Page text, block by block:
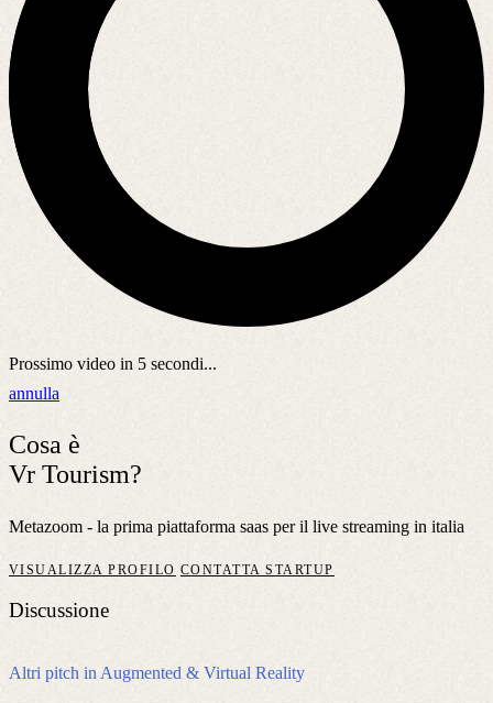
Prossimo video in 5 secondi...
annulla
Cosa è
Vr Tourism?
Metazoom - la prima piattaforma saas per il live streaming in italia
VISUALIZZA PROFILO CONTATTA STARTUP
Discussione
Altri pitch in Augmented & Virtual Reality